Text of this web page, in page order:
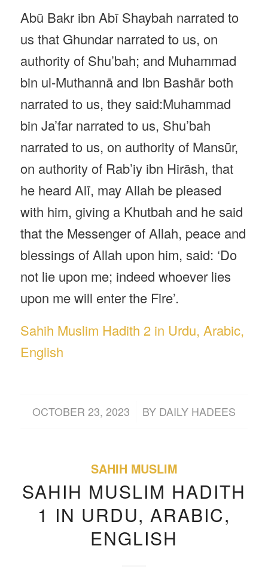
Abū Bakr ibn Abī Shaybah narrated to
us that Ghundar narrated to us, on
authority of Shu’bah; and Muhammad
bin ul-Muthannā and Ibn Bashār both
narrated to us, they said:Muhammad
bin Ja’far narrated to us, Shu’bah
narrated to us, on authority of Mansūr,
on authority of Rab’iy ibn Hirāsh, that
he heard Alī, may Allah be pleased
with him, giving a Khutbah and he said
that the Messenger of Allah, peace and
blessings of Allah upon him, said: ‘Do
not lie upon me; indeed whoever lies
upon me will enter the Fire’.
Sahih Muslim Hadith 2 in Urdu, Arabic,
English
OCTOBER 23, 2023
/ BY DAILY HADEES
SAHIH MUSLIM
SAHIH MUSLIM HADITH
1 IN URDU, ARABIC,
ENGLISH